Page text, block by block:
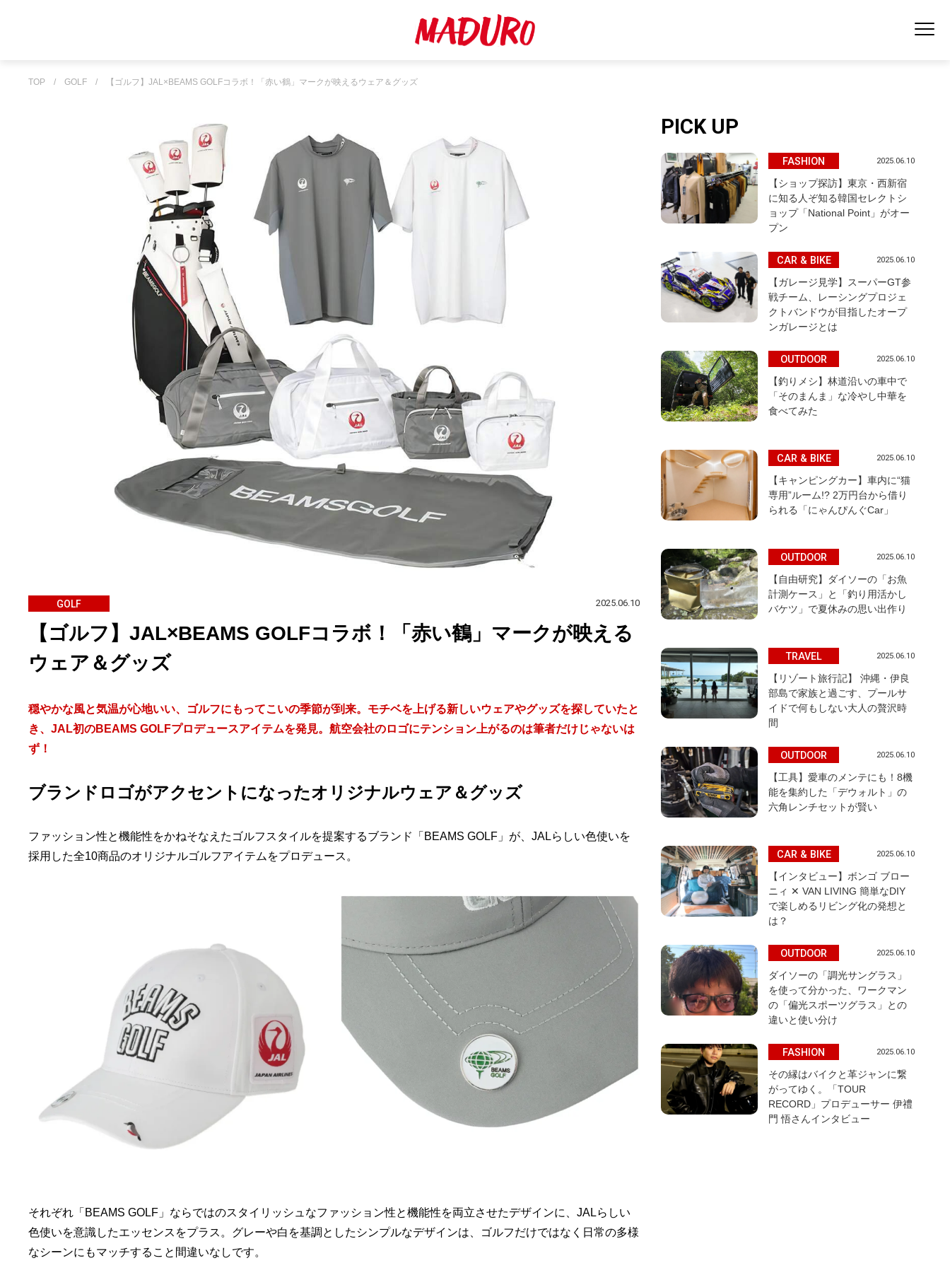
TOP / GOLF / 【ゴルフ】JAL×BEAMS GOLFコラボ！「赤い鶴」マークが映えるウェア＆グッズ
GOLF 2025.06.10
【ゴルフ】JAL×BEAMS GOLFコラボ！「赤い鶴」マークが映える
ウェア＆グッズ
穏やかな風と気温が心地いい、ゴルフにもってこいの季節が到来。モチベを上げる新しいウェアやグッズを探していたと
き、JAL初のBEAMS GOLFプロデュースアイテムを発見。航空会社のロゴにテンション上がるのは筆者だけじゃないは
ず！
ブランドロゴがアクセントになったオリジナルウェア＆グッズ
ファッション性と機能性をかねそなえたゴルフスタイルを提案するブランド「BEAMS GOLF」が、JALらしい色使いを
採用した全10商品のオリジナルゴルフアイテムをプロデュース。
それぞれ「BEAMS GOLF」ならではのスタイリッシュなファッション性と機能性を両立させたデザインに、JALらしい
色使いを意識したエッセンスをプラス。グレーや白を基調としたシンプルなデザインは、ゴルフだけではなく日常の多様
なシーンにもマッチすること間違いなしです。
PICK UP
FASHION 2025.06.10
【ショップ探訪】東京・西新宿
に知る人ぞ知る韓国セレクトシ
ョップ「National Point」がオー
プン
CAR & BIKE 2025.06.10
【ガレージ見学】スーパーGT参
戦チーム、レーシングプロジェ
クトバンドウが目指したオープ
ンガレージとは
OUTDOOR 2025.06.10
【釣りメシ】林道沿いの車中で
「そのまんま」な冷やし中華を
食べてみた
CAR & BIKE 2025.06.10
【キャンピングカー】車内に“猫
専用”ルーム!? 2万円台から借り
られる「にゃんぴんぐCar」
OUTDOOR 2025.06.10
【自由研究】ダイソーの「お魚
計測ケース」と「釣り用活かし
バケツ」で夏休みの思い出作り
TRAVEL 2025.06.10
【リゾート旅行記】 沖縄・伊良
部島で家族と過ごす、プールサ
イドで何もしない大人の贅沢時
間
OUTDOOR 2025.06.10
【工具】愛車のメンテにも！8機
能を集約した「デウォルト」の
六角レンチセットが賢い
CAR & BIKE 2025.06.10
【インタビュー】ボンゴ ブロー
ニィ ✕ VAN LIVING 簡単なDIY
で楽しめるリビング化の発想と
は？
OUTDOOR 2025.06.10
ダイソーの「調光サングラス」
を使って分かった、ワークマン
の「偏光スポーツグラス」との
違いと使い分け
FASHION 2025.06.10
その縁はバイクと革ジャンに繋
がってゆく。「TOUR
RECORD」プロデューサー 伊禮
門 悟さんインタビュー